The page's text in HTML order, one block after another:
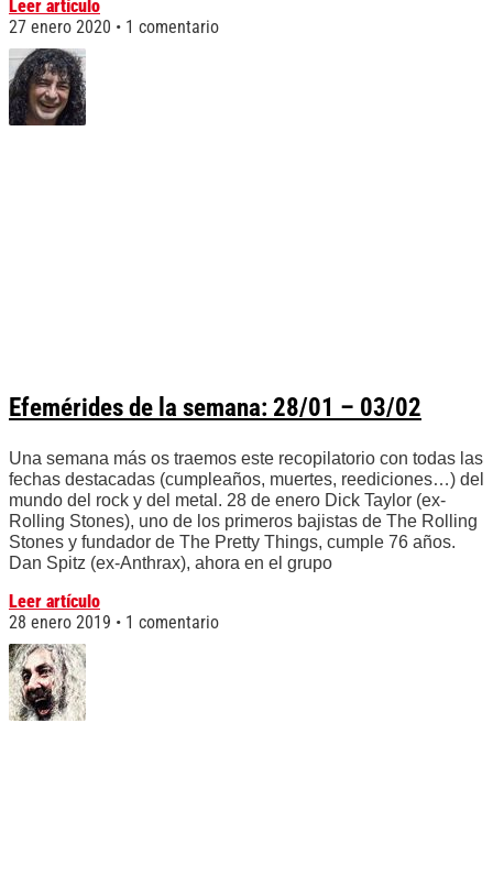
Leer artículo
27 enero 2020
1 comentario
Efemérides de la semana: 28/01 – 03/02
Una semana más os traemos este recopilatorio con todas las
fechas destacadas (cumpleaños, muertes, reediciones…) del
mundo del rock y del metal. 28 de enero Dick Taylor (ex-
Rolling Stones), uno de los primeros bajistas de The Rolling
Stones y fundador de The Pretty Things, cumple 76 años.
Dan Spitz (ex-Anthrax), ahora en el grupo
Leer artículo
28 enero 2019
1 comentario